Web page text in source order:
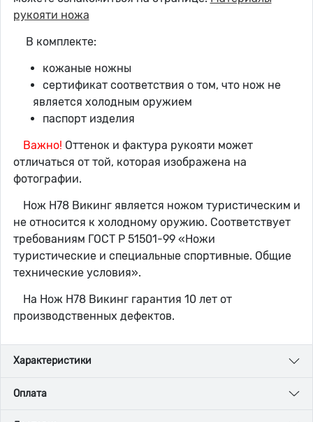
рукояти ножа
В комплекте:
кожаные ножны
сертификат соответствия о том, что нож не
является холодным оружием
паспорт изделия
Важно! Оттенок и фактура рукояти может
отличаться от той, которая изображена на
фотографии.
Нож Н78 Викинг является ножом туристическим и
не относится к холодному оружию. Соответствует
требованиям ГОСТ Р 51501-99 «Ножи
туристические и специальные спортивные. Общие
технические условия».
На Нож Н78 Викинг гарантия 10 лет от
производственных дефектов.
Характеристики
Оплата